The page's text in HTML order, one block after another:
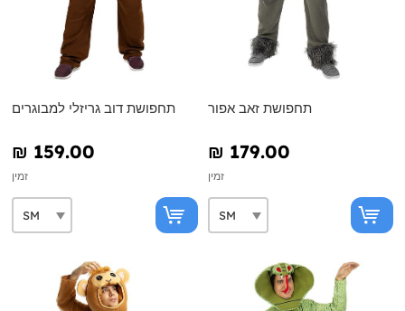
תחפושת דוב גריזלי למבוגרים
₪‎ 159.00
זמין
תחפושת זאב אפור
₪‎ 179.00
זמין